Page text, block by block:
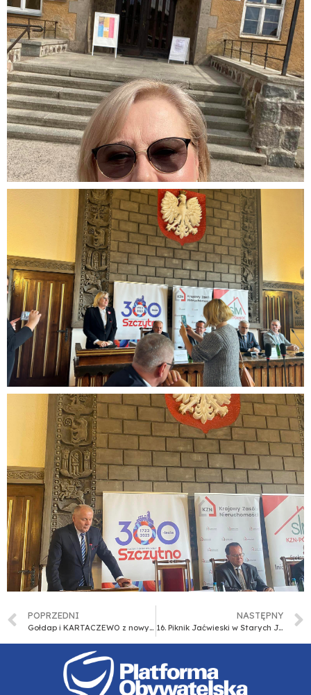
POPRZEDNI
Gołdap i KARTACZEWO z nowym rekordem!
NASTĘPNY
16. Piknik Jaćwieski w Starych Juchach